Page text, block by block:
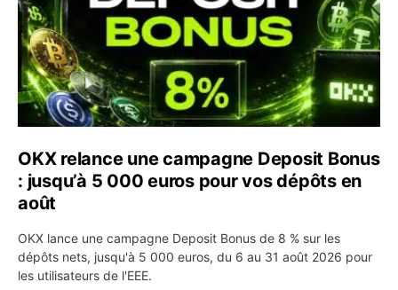
OKX relance une campagne Deposit Bonus
: jusqu’à 5 000 euros pour vos dépôts en
août
OKX lance une campagne Deposit Bonus de 8 % sur les
dépôts nets, jusqu'à 5 000 euros, du 6 au 31 août 2026 pour
les utilisateurs de l'EEE.